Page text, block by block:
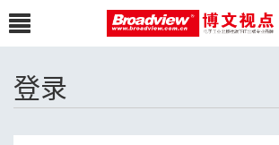
登录